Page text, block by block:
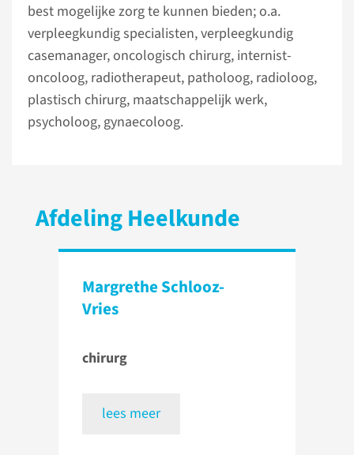
best mogelijke zorg te kunnen bieden; o.a.
verpleegkundig specialisten, verpleegkundig
casemanager, oncologisch chirurg, internist-
oncoloog, radiotherapeut, patholoog, radioloog,
plastisch chirurg, maatschappelijk werk,
psycholoog, gynaecoloog.
Afdeling Heelkunde
Margrethe Schlooz-
Vries
chirurg
lees meer